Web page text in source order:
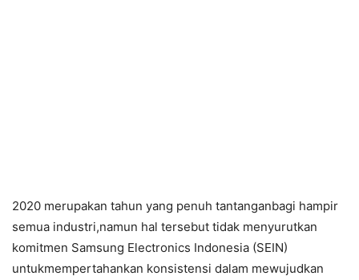
2020 merupakan tahun yang penuh tantanganbagi hampir
semua industri,namun hal tersebut tidak menyurutkan
komitmen Samsung Electronics Indonesia (SEIN)
untukmempertahankan konsistensi dalam mewujudkan